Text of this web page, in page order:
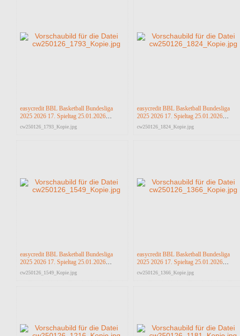
easycredit BBL Basketball Bundesliga
2025 2026 17. Spieltag 25.01.2026
Science City Jena vs RASTA Vechta
cw250126_1793_Kopie.jpg
easycredit BBL Basketball Bundesliga
2025 2026 17. Spieltag 25.01.2026
Science City Jena vs RASTA Vechta
cw250126_1824_Kopie.jpg
easycredit BBL Basketball Bundesliga
2025 2026 17. Spieltag 25.01.2026
Science City Jena vs RASTA Vechta
cw250126_1549_Kopie.jpg
easycredit BBL Basketball Bundesliga
2025 2026 17. Spieltag 25.01.2026
Science City Jena vs RASTA Vechta
cw250126_1366_Kopie.jpg